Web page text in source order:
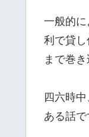
一般的
利で貸
まで巻
四六時
ある話で